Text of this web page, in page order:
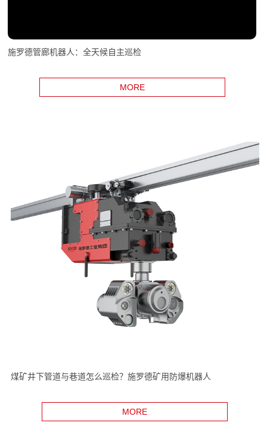
施罗德管廊机器人：全天候自主巡检
MORE
煤矿井下管道与巷道怎么巡检？施罗德矿用防爆机器人
MORE